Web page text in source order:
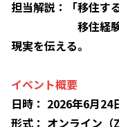
担当解説：「移住す
移住経験をも
現実を伝える。
イベント概要
日時： 2026年6月
形式： オンライン（